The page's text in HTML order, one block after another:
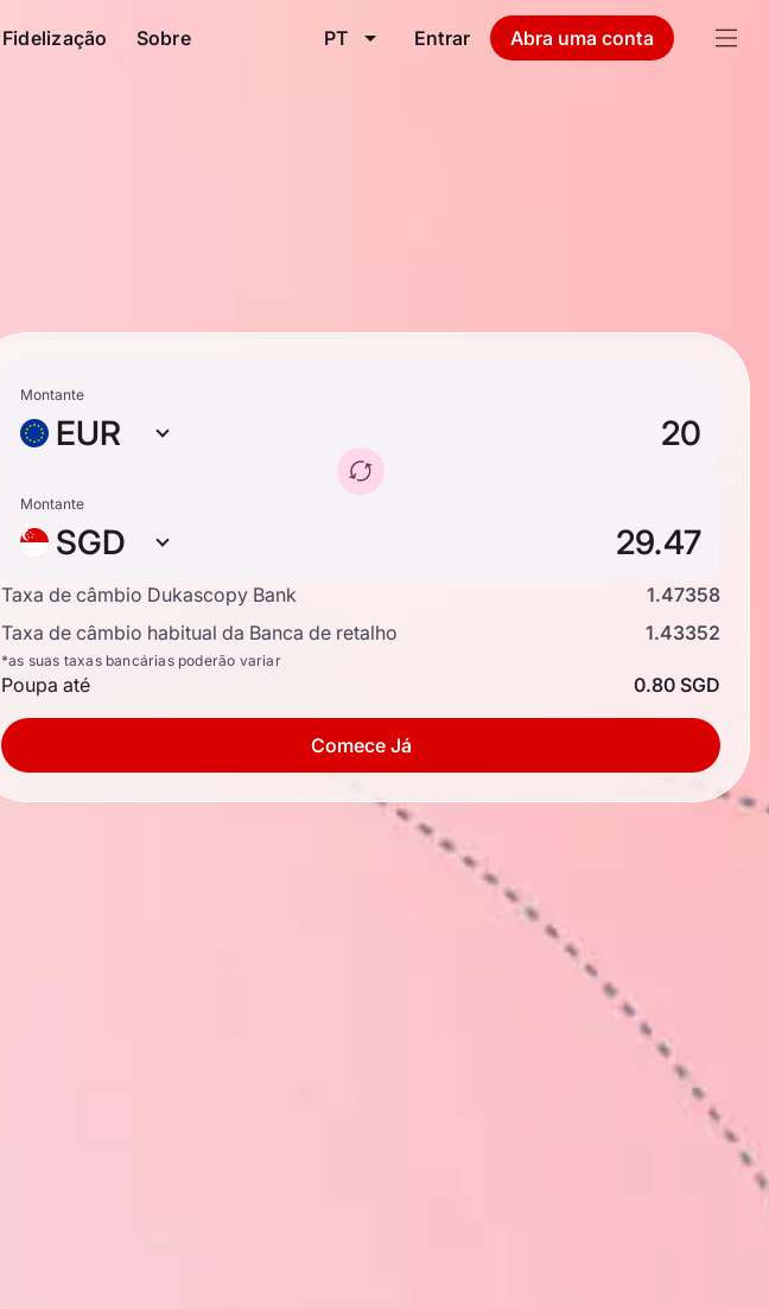
Fidelização Sobre PT Entrar Abra uma conta
Montante
EUR
Montante
SGD
Taxa de câmbio Dukascopy Bank
1.47358
Taxa de câmbio habitual da Banca de retalho
1.43352
*as suas taxas bancárias poderão variar
Poupa até 0.80 SGD
Comece Já